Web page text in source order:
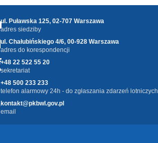
ul. Puławska 125, 02-707 Warszawa
adres siedziby
ul. Chałubińskiego 4/6, 00-928 Warszawa
adres do korespondencji
+48 22 522 55 20
sekretariat
+48 500 233 233
telefon alarmowy 24h - do zgłaszania zdarzeń lotniczych
kontakt@pkbwl.gov.pl
email